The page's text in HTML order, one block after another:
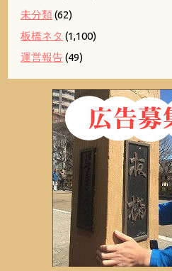
未分類(62)
板橋ネタ (1,100)
運営報告(49)